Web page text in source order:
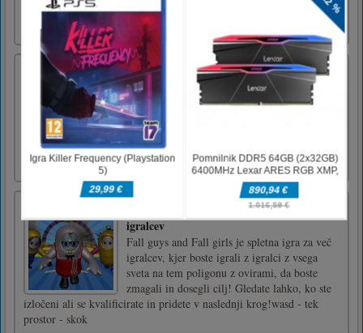
kliknite
Napredno vojaško usposabljanje
Vojaška testiranja so odprta za poslovanje in
čas je, da se dokažete! S puško vzemite tarče,
kot so sovražni teroristi, razstrelite grozde s
svojimi granatami in talce rešite, preden bo
prepozno! Morali boste biti hitri in natančni.
Ne zapravljajte vojaških nabojev!
Fall Guys & Fall Girls Knockdown več
igralcev
Fall guys and Fall girls je spletna igra za več
igralcev, kjer boste igrali z igralci z vsega
sveta na tem poligonu z ovirami, da boste
zmagali in dosegli cilj! Gledate lahko, ko ste
izločeni ali se kvalificirate in pridete v naslednji krog!wasd - tek
prostor - skok